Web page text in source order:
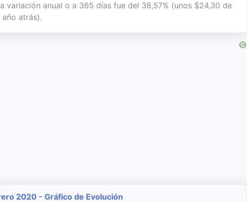
variación anual o a 365 días fue del 38,57% (unos $24,30 de
atrás).
2020 - Gráfico de Evolución